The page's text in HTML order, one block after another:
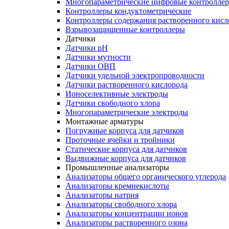
Многопараметрические цифровые
Контроллеры кондуктометрические
Контроллеры содержания растворенного
Взрывозащищенные контроллеры
Датчики
Датчики рН
Датчики мутности
Датчики ОВП
Датчики удельной электропроводности
Датчики растворенного кислорода
Ионоселективные электроды
Датчики свободного хлора
Многопараметрические электроды
Монтажные арматуры
Погружные корпуса для датчиков
Проточные ячейки и тройники
Статические корпуса для датчиков
Выдвижные корпуса для датчиков
Промышленные анализаторы
Анализаторы общего органического углерода
Анализаторы кремнекислоты
Анализаторы натрия
Анализаторы свободного хлора
Анализаторы концентрации ионов
Анализаторы растворенного озона